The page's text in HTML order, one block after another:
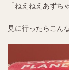
「ねえねえあずち
見に行ったらこん